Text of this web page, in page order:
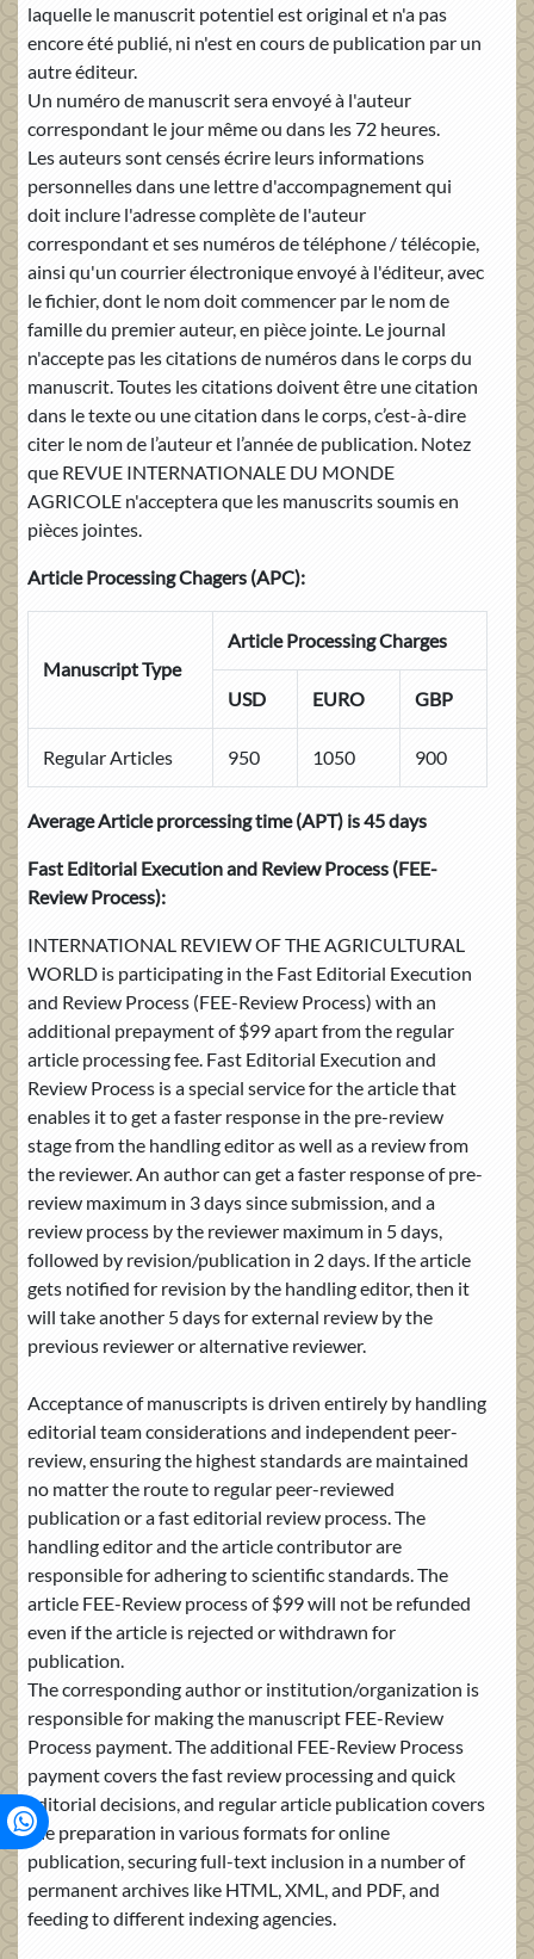
laquelle le manuscrit potentiel est original et n'a pas
encore été publié, ni n'est en cours de publication par un
autre éditeur.
Un numéro de manuscrit sera envoyé à l'auteur
correspondant le jour même ou dans les 72 heures.
Les auteurs sont censés écrire leurs informations
personnelles dans une lettre d'accompagnement qui
doit inclure l'adresse complète de l'auteur
correspondant et ses numéros de téléphone / télécopie,
ainsi qu'un courrier électronique envoyé à l'éditeur, avec
le fichier, dont le nom doit commencer par le nom de
famille du premier auteur, en pièce jointe. Le journal
n'accepte pas les citations de numéros dans le corps du
manuscrit. Toutes les citations doivent être une citation
dans le texte ou une citation dans le corps, c’est-à-dire
citer le nom de l’auteur et l’année de publication. Notez
que REVUE INTERNATIONALE DU MONDE
AGRICOLE n'acceptera que les manuscrits soumis en
pièces jointes.
Article Processing Chagers (APC):
Manuscript Type
Article Processing Charges
USD EURO GBP
Regular Articles 950 1050 900
Average Article prorcessing time (APT) is 45 days
Fast Editorial Execution and Review Process (FEE-
Review Process):
INTERNATIONAL REVIEW OF THE AGRICULTURAL
WORLD is participating in the Fast Editorial Execution
and Review Process (FEE-Review Process) with an
additional prepayment of $99 apart from the regular
article processing fee. Fast Editorial Execution and
Review Process is a special service for the article that
enables it to get a faster response in the pre-review
stage from the handling editor as well as a review from
the reviewer. An author can get a faster response of pre-
review maximum in 3 days since submission, and a
review process by the reviewer maximum in 5 days,
followed by revision/publication in 2 days. If the article
gets notified for revision by the handling editor, then it
will take another 5 days for external review by the
previous reviewer or alternative reviewer.
Acceptance of manuscripts is driven entirely by handling
editorial team considerations and independent peer-
review, ensuring the highest standards are maintained
no matter the route to regular peer-reviewed
publication or a fast editorial review process. The
handling editor and the article contributor are
responsible for adhering to scientific standards. The
article FEE-Review process of $99 will not be refunded
even if the article is rejected or withdrawn for
publication.
The corresponding author or institution/organization is
responsible for making the manuscript FEE-Review
Process payment. The additional FEE-Review Process
payment covers the fast review processing and quick
editorial decisions, and regular article publication covers
the preparation in various formats for online
publication, securing full-text inclusion in a number of
permanent archives like HTML, XML, and PDF, and
feeding to different indexing agencies.